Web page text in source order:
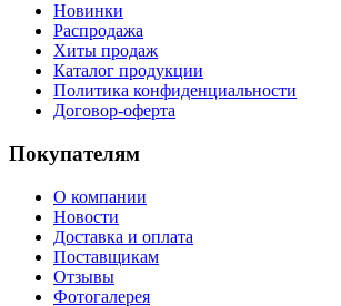
Новинки
Распродажа
Хиты продаж
Каталог продукции
Политика конфиденциальности
Договор-оферта
Покупателям
О компании
Новости
Доставка и оплата
Поставщикам
Отзывы
Фотогалерея